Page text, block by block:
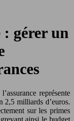
gérer un
représente
2,5 milliards d’euros.
sur les primes
grevant ainsi le budget